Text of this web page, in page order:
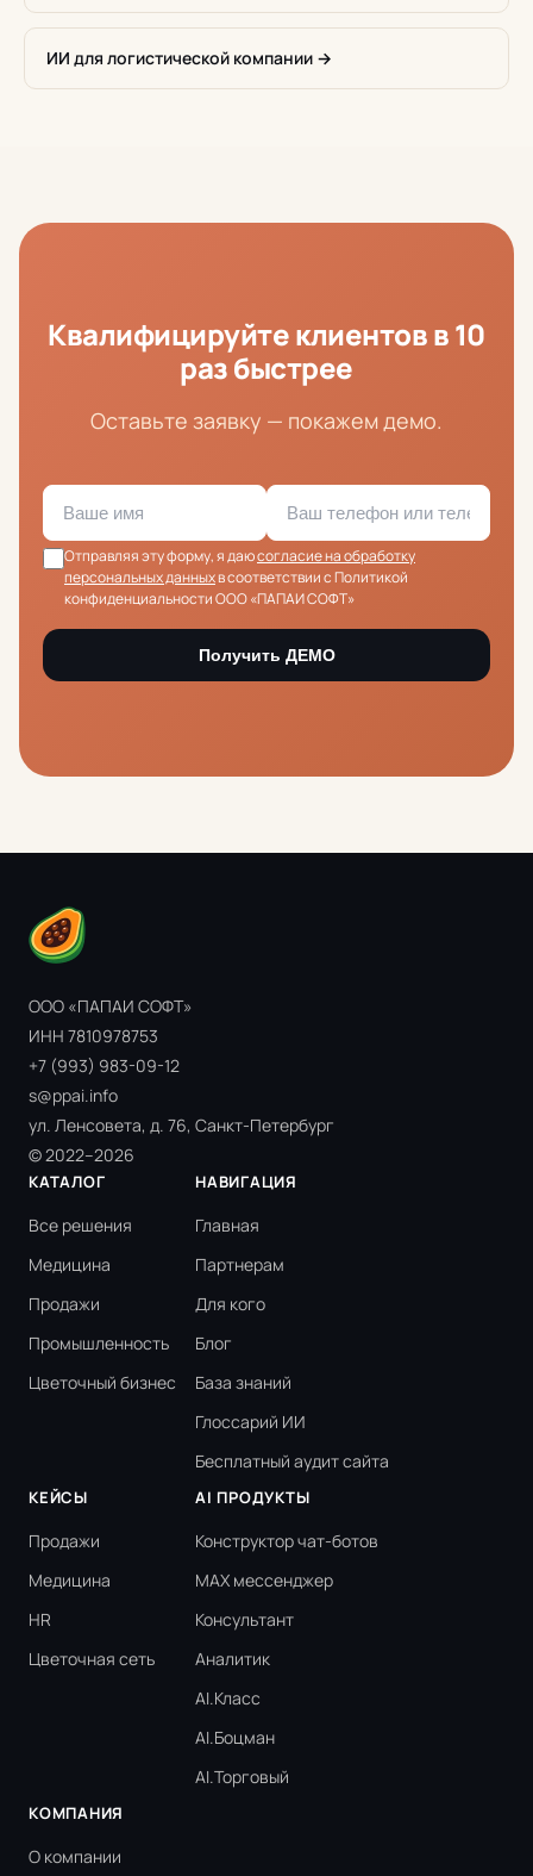
ИИ для логистической компании →
Квалифицируйте клиентов в 10
раз быстрее
Оставьте заявку — покажем демо.
Отправляя эту форму, я даюсогласие на обработку
персональных данныхв соответствии с Политикой
конфиденциальности ООО «ПАПАИ СОФТ»
Получить ДЕМО
ООО «ПАПАИ СОФТ»
ИНН 7810978753
+7 (993) 983-09-12
s@ppai.info
ул. Ленсовета, д. 76, Санкт-Петербург
© 2022–2026
КАТАЛОГ
Все решения
Медицина
Продажи
Промышленность
Цветочный бизнес
НАВИГАЦИЯ
Главная
Партнерам
Для кого
Блог
База знаний
Глоссарий ИИ
Бесплатный аудит сайта
КЕЙСЫ
Продажи
Медицина
HR
Цветочная сеть
AI ПРОДУКТЫ
Конструктор чат-ботов
MAX мессенджер
Консультант
Аналитик
AI.Класс
AI.Боцман
AI.Торговый
КОМПАНИЯ
О компании